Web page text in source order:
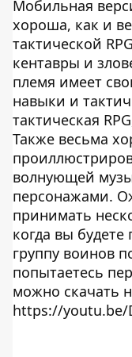
Мобильная
хороша, как и
тактической
кентавры и
племя имеет
навыки и
тактическая
Также весьма
волнующей
персонажами.
принимать
когда вы
группу воинов
попытаетесь
можно скачать
https://youtu.be/